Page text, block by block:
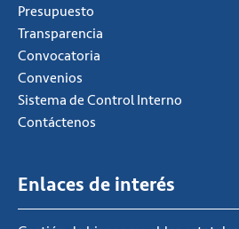
Presupuesto
Transparencia
Convocatoria
Convenios
Sistema de Control Interno
Contáctenos
Enlaces de interés